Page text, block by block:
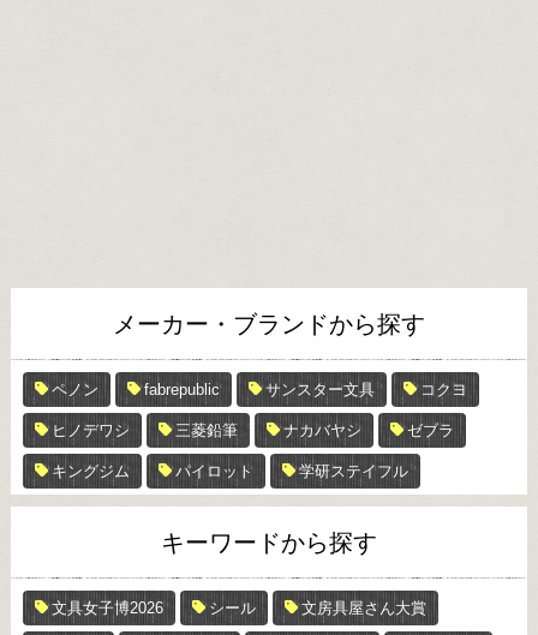
メーカー・ブランドから探す
ペノン fabrepublic サンスター文具 コクヨ
ヒノデワシ 三菱鉛筆 ナカバヤシ ゼブラ
キングジム パイロット 学研ステイフル
キーワードから探す
文具女子博2026 シール 文房具屋さん大賞